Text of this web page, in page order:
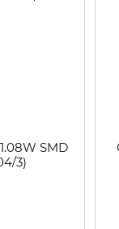
SMD
3)